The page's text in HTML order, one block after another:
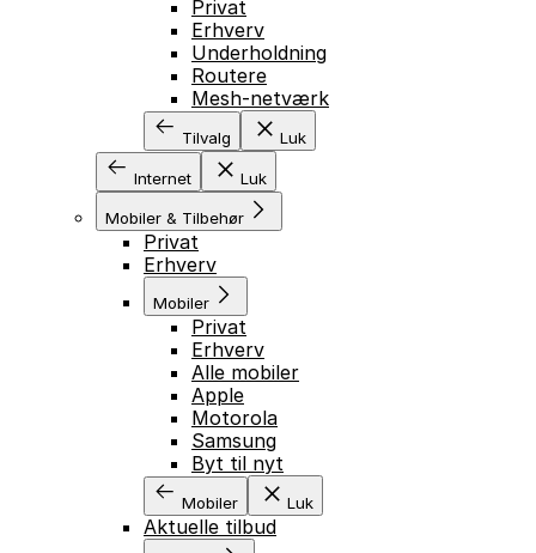
Privat
Erhverv
Underholdning
Routere
Mesh-netværk
Tilvalg Luk
Internet Luk
Mobiler & Tilbehør
Privat
Erhverv
Mobiler
Privat
Erhverv
Alle mobiler
Apple
Motorola
Samsung
Byt til nyt
Mobiler Luk
Aktuelle tilbud